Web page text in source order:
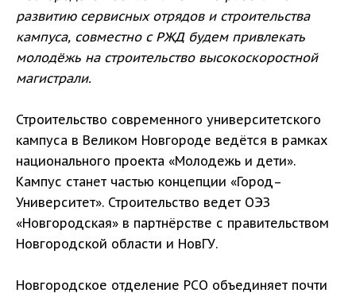
развитию сервисных отрядов и строительства
кампуса, совместно с РЖД будем привлекать
молодёжь на строительство высокоскоростной
магистрали.
Строительство современного университетского
кампуса в Великом Новгороде ведётся в рамках
национального проекта «Молодежь и дети».
Кампус станет частью концепции «Город–
Университет». Строительство ведет ОЭЗ
«Новгородская» в партнёрстве с правительством
Новгородской области и НовГУ.
Новгородское отделение РСО объединяет почти